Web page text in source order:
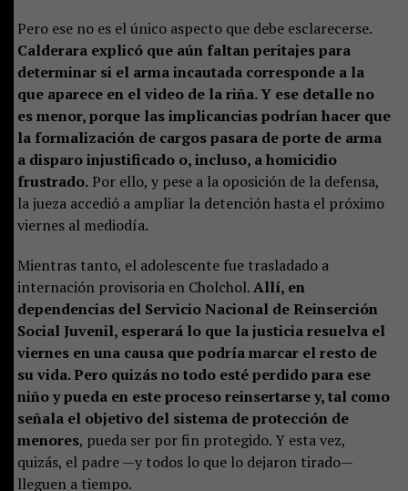
Pero ese no es el único aspecto que debe esclarecerse.
Calderara explicó que aún faltan peritajes para
determinar si el arma incautada corresponde a la
que aparece en el video de la riña. Y ese detalle no
es menor, porque las implicancias podrían hacer que
la formalización de cargos pasara de porte de arma
a disparo injustificado o, incluso, a homicidio
frustrado.Por ello, y pese a la oposición de la defensa,
la jueza accedió a ampliar la detención hasta el próximo
viernes al mediodía.
Mientras tanto, el adolescente fue trasladado a
internación provisoria en Cholchol.Allí, en
dependencias del Servicio Nacional de Reinserción
Social Juvenil, esperará lo que la justicia resuelva el
viernes en una causa que podría marcar el resto de
su vida. Pero quizás no todo esté perdido para ese
niño y pueda en este proceso reinsertarse y, tal como
señala el objetivo del sistema de protección de
menores, pueda ser por fin protegido. Y esta vez,
quizás, el padre —y todos lo que lo dejaron tirado—
lleguen a tiempo.